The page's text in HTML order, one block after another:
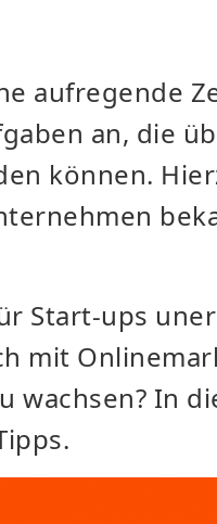
aufregende
an, die
können.
Start-ups
mit
wachsen? In